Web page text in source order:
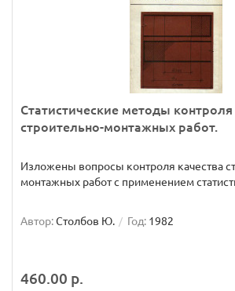
Статистические методы контроля
строительно-монтажных работ.
Изложены вопросы контроля качества
монтажных работ с применением
Автор:Столбов Ю. Год: 1982
460.00 р.